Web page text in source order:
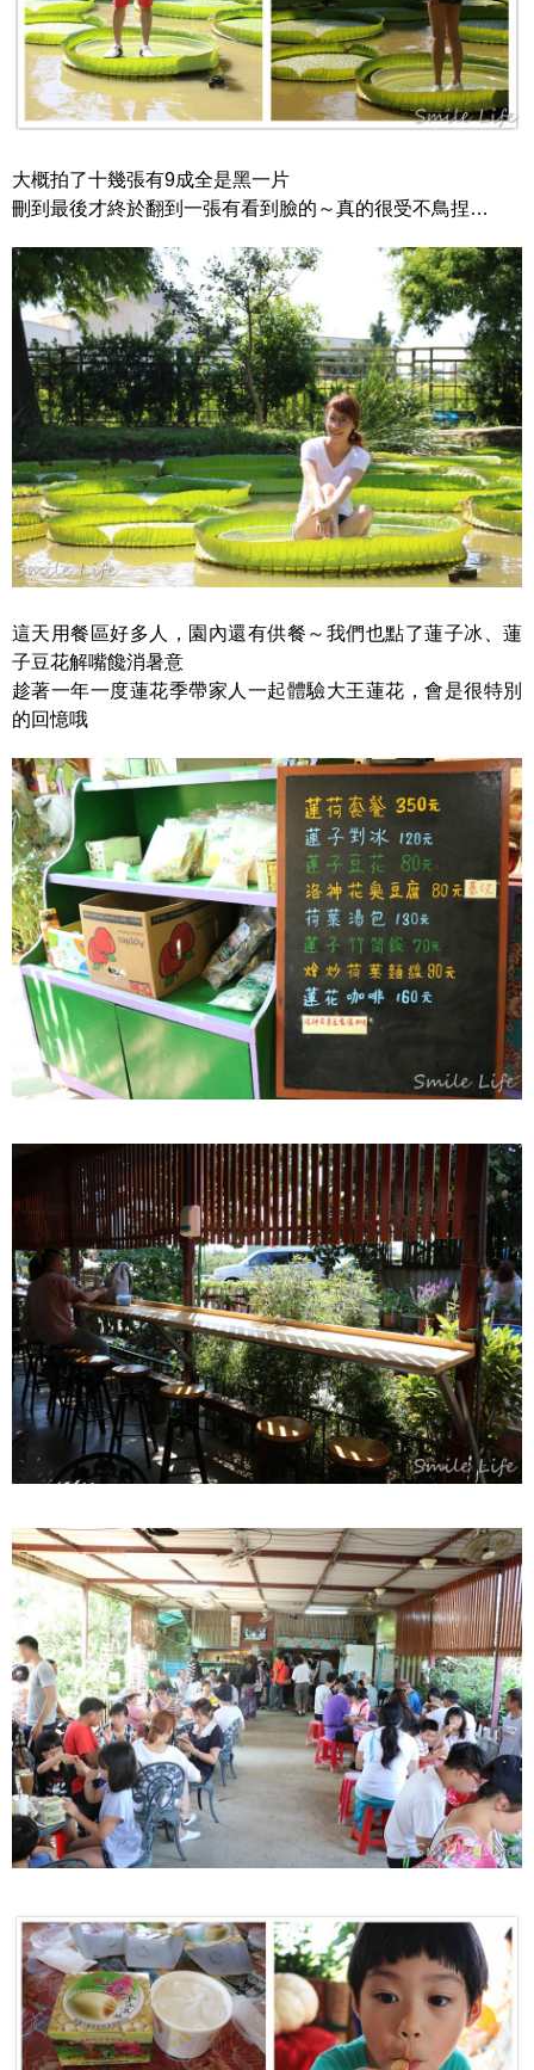
大概拍了十幾張有9成全是黑一片
刪到最後才終於翻到一張有看到臉的～真的很受不鳥捏…
這天用餐區好多人，園內還有供餐～我們也點了蓮子冰、蓮
子豆花解嘴饞消暑意
趁著一年一度蓮花季帶家人一起體驗大王蓮花，會是很特別
的回憶哦